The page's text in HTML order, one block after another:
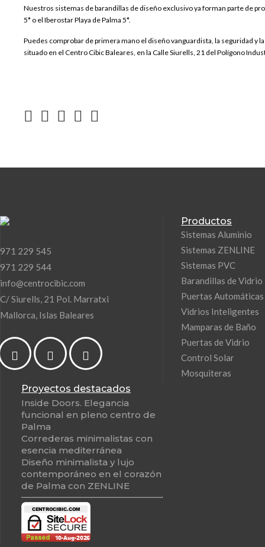
Nuestros sistemas de barandillas de diseño exclusivo ya forman parte de
5* o el Iberostar Playa de Palma 5*.
Puedes comprobar de primera mano el diseño vanguardista, la seguridad
situado en el Centro Cibic Baleares, en la Calle Siurells, 21 del Polígono
971 229 545
971 229 544
info@centrocibic.com
C/ Siurells, 21 Pol. Marratxi
Mallorca, Islas Baleares
Productos
Sistemas Aluminio
Sistemas ZENLINE
Sistemas PVC
Barandillas de Vidrio
Puertas Automáticas
Vidrios Inteligentes
Mamparas de Baño
Puertas de Vidrio
Control Solar
Mosquiteras
Proyectos destacados
Inside Doors. Elegancia
funcional en pleno centro de
Palma
Correderas minimalistas con
esencia mediterránea
Diseño minimalista y lujo
contemporáneo en el corazón
de Palma con ZENLINE